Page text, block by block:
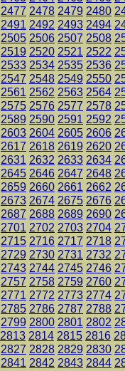
2477 2478 2479 2480
2491 2492 2493 2494
2505 2506 2507 2508
2519 2520 2521 2522
2533 2534 2535 2536
2547 2548 2549 2550
2561 2562 2563 2564
2575 2576 2577 2578
2589 2590 2591 2592
2603 2604 2605 2606
2617 2618 2619 2620
2631 2632 2633 2634
2645 2646 2647 2648
2659 2660 2661 2662
2673 2674 2675 2676
2687 2688 2689 2690
2701 2702 2703 2704
2715 2716 2717 2718
2729 2730 2731 2732
2743 2744 2745 2746
2757 2758 2759 2760
2771 2772 2773 2774
2785 2786 2787 2788
2799 2800 2801 2802
2813 2814 2815 2816
2827 2828 2829 2830
2841 2842 2843 2844